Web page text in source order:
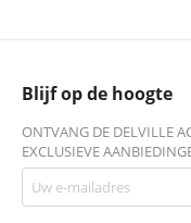
Blijf op de hoogte
ONTVANG DE DELVILLE
EXCLUSIEVE